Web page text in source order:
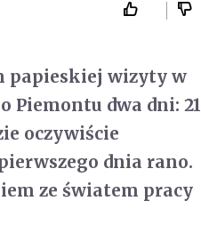
papieskiej wizyty w
Piemontu dwa dni: 21
oczywiście
dnia rano.
ze światem pracy